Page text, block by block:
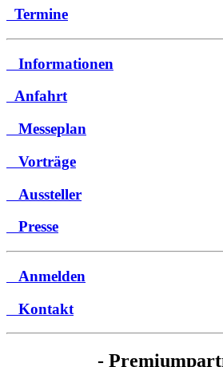
Termine
Informationen
Anfahrt
Messeplan
Vorträge
Aussteller
Presse
Anmelden
Kontakt
-